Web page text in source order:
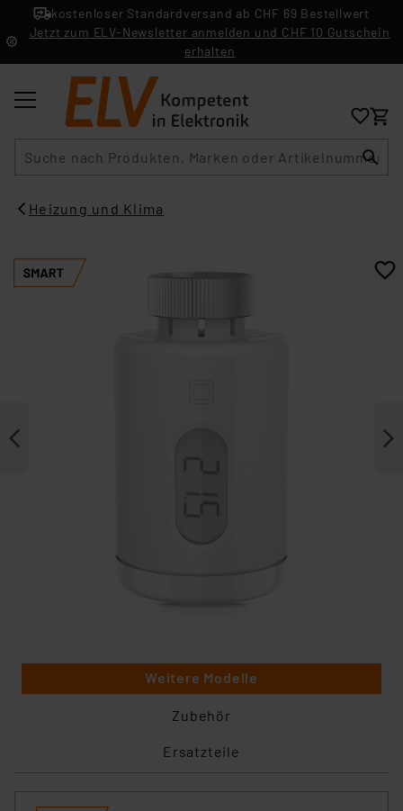
kostenloser Standardversand ab CHF 69 Bestellwert
Jetzt zum ELV-Newsletter anmelden und CHF 10 Gutschein
erhalten
Heizung und Klima
Weitere Modelle
Zubehör
Ersatzteile